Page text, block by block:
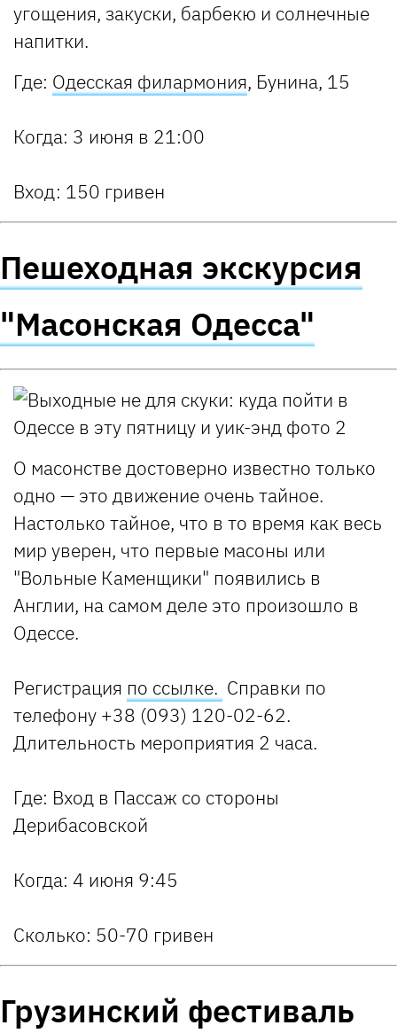
угощения, закуски, барбекю и солнечные
напитки.
Где: Одесская филармония, Бунина, 15
Когда: 3 июня в 21:00
Вход: 150 гривен
Пешеходная экскурсия
"Масонская Одесса"
О масонстве достоверно известно только
одно — это движение очень тайное.
Настолько тайное, что в то время как весь
мир уверен, что первые масоны или
"Вольные Каменщики" появились в
Англии, на самом деле это произошло в
Одессе.
Регистрация по ссылке. Справки по
телефону +38 (093) 120-02-62.
Длительность мероприятия 2 часа.
Где: Вход в Пассаж со стороны
Дерибасовской
Когда: 4 июня 9:45
Сколько: 50-70 гривен
Грузинский фестиваль